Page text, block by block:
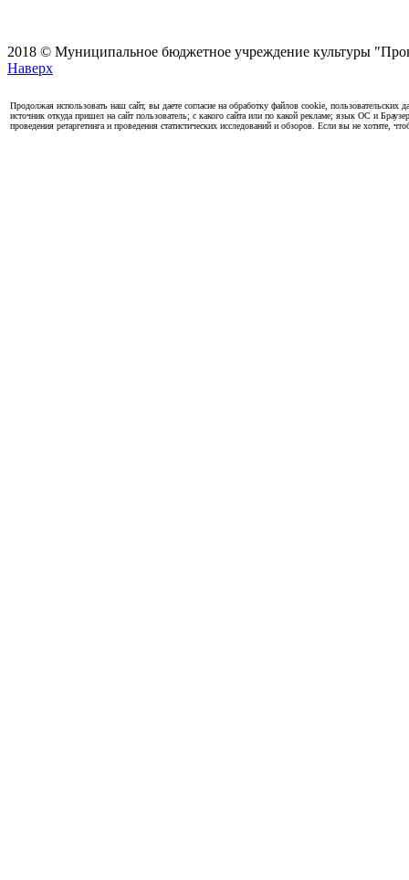
2018 © Муниципальное бюджетное учреждение культуры
Наверх
Продолжая использовать наш сайт, вы даете согласие на обработку файлов cookie,
источник откуда пришел на сайт пользователь; с какого сайта или по какой рекламе; язык ОС и
проведения ретаргетинга и проведения статистических исследований и обзоров. Если вы не хотите,